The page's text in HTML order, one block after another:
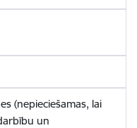
(nepieciešamas, lai
un